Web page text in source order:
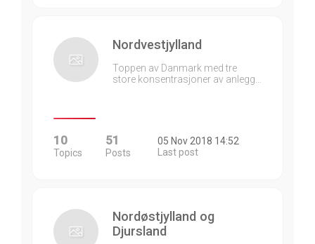
Nordvestjylland
Toppen av Danmark med tre
store konsentrasjoner av anlegg…
10
Topics
51
Posts
05 Nov 2018 14:52
Last post
Nordøstjylland og
Djursland